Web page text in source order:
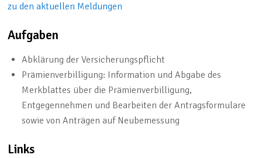
zu den aktuellen Meldungen
Aufgaben
Abklärung der Versicherungspflicht
Prämienverbilligung: Information und Abgabe des
Merkblattes über die Prämienverbilligung,
Entgegennehmen und Bearbeiten der Antragsformulare
sowie von Anträgen auf Neubemessung
Links